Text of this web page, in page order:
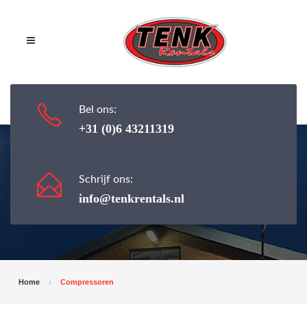
Bel ons:
+31 (0)6 43211319
Schrijf ons:
info@tenkrentals.nl
Compressoren
Home Compressoren